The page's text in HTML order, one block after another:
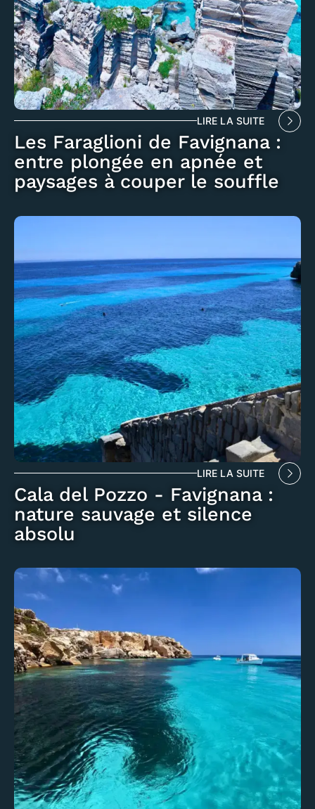
LIRE LA SUITE
Les Faraglioni de Favignana :
entre plongée en apnée et
paysages à couper le souffle
LIRE LA SUITE
Cala del Pozzo - Favignana :
nature sauvage et silence
absolu